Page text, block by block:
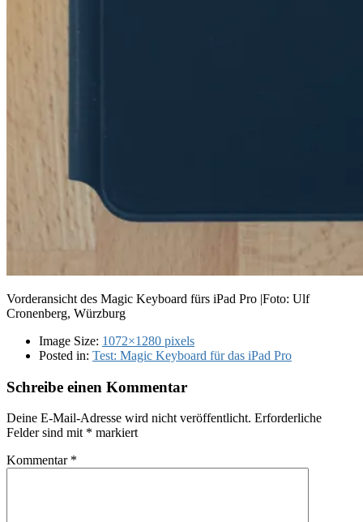
Vorderansicht des Magic Keyboard fürs iPad Pro |Foto: Ulf
Cronenberg, Würzburg
Image Size: 1072×1280 pixels
Posted in: Test: Magic Keyboard für das iPad Pro
Schreibe einen Kommentar
Deine E-Mail-Adresse wird nicht veröffentlicht. Erforderliche
Felder sind mit * markiert
Kommentar *